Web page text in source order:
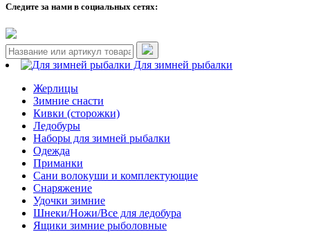
Следите за нами в социальных сетях:
Для зимней рыбалки
Жерлицы
Зимние снасти
Кивки (сторожки)
Ледобуры
Наборы для зимней рыбалки
Одежда
Приманки
Сани волокуши и комплектующие
Снаряжение
Удочки зимние
Шнеки/Ножи/Все для ледобура
Ящики зимние рыболовные